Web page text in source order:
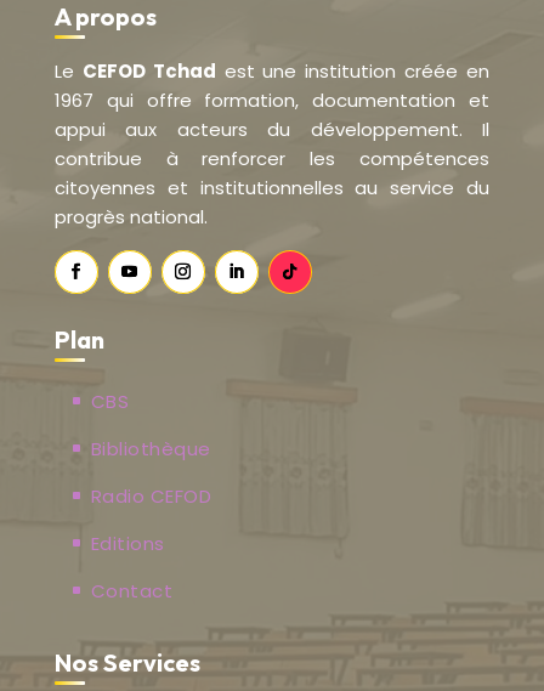
A propos
Le CEFOD Tchad est une institution créée en
1967 qui offre formation, documentation et
appui aux acteurs du développement. Il
contribue à renforcer les compétences
citoyennes et institutionnelles au service du
progrès national.
Plan
CBS
Bibliothèque
Radio CEFOD
Editions
Contact
Nos Services